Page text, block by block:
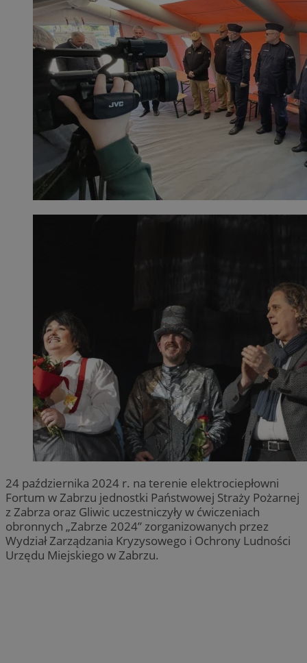
24 października 2024 r. na terenie elektrociepłowni
Fortum w Zabrzu jednostki Państwowej Straży Pożarnej
z Zabrza oraz Gliwic uczestniczyły w ćwiczeniach
obronnych „Zabrze 2024” zorganizowanych przez
Wydział Zarządzania Kryzysowego i Ochrony Ludności
Urzędu Miejskiego w Zabrzu.